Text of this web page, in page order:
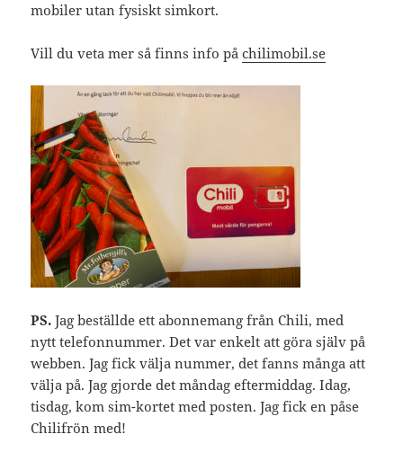
mobiler utan fysiskt simkort.
Vill du veta mer så finns info påchilimobil.se
PS. Jag beställde ett abonnemang från Chili, med
nytt telefonnummer. Det var enkelt att göra själv på
webben. Jag fick välja nummer, det fanns många att
välja på. Jag gjorde det måndag eftermiddag. Idag,
tisdag, kom sim-kortet med posten. Jag fick en påse
Chilifrön med!